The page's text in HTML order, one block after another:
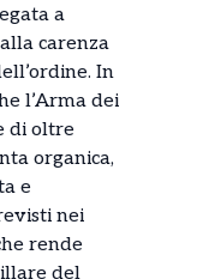
a
carenza
In
l’Arma dei
di oltre
organica,
e
nei
rende
del